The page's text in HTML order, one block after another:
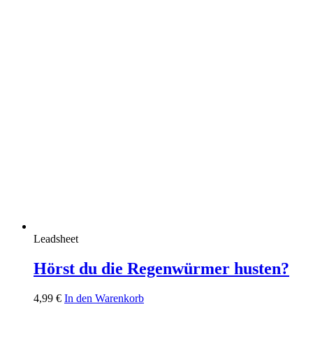
Leadsheet
Hörst du die Regenwürmer husten?
4,99 € In den Warenkorb